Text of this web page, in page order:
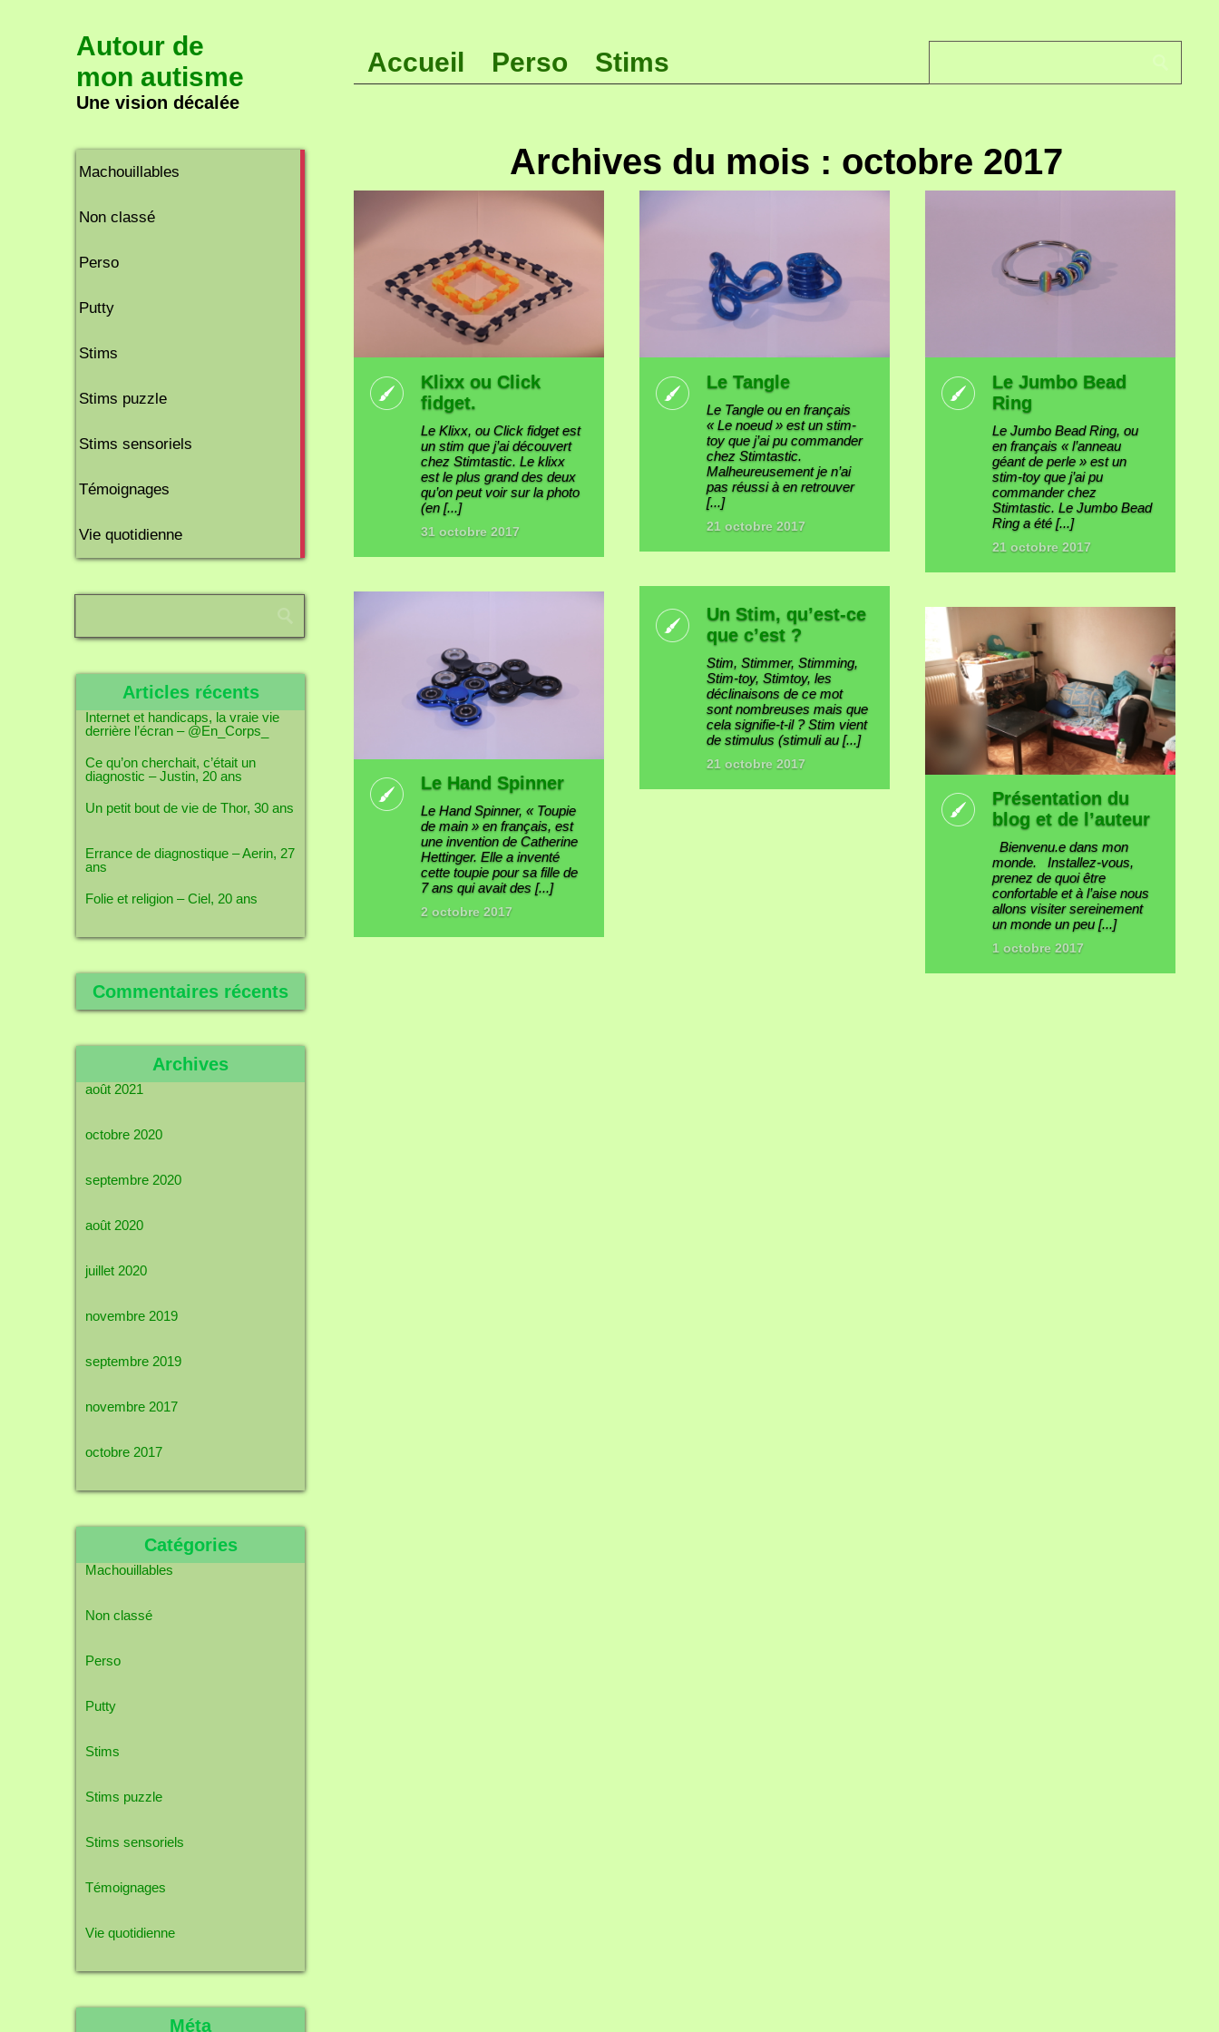
Autour de
mon autisme
Une vision décalée
Machouillables
Non classé
Perso
Putty
Stims
Stims puzzle
Stims sensoriels
Témoignages
Vie quotidienne
Articles récents
Internet et handicaps, la vraie vie
derrière l’écran – @En_Corps_
Ce qu’on cherchait, c’était un
diagnostic – Justin, 20 ans
Un petit bout de vie de Thor, 30 ans
Errance de diagnostique – Aerin, 27
ans
Folie et religion – Ciel, 20 ans
Commentaires récents
Archives
août 2021
octobre 2020
septembre 2020
août 2020
juillet 2020
novembre 2019
septembre 2019
novembre 2017
octobre 2017
Catégories
Machouillables
Non classé
Perso
Putty
Stims
Stims puzzle
Stims sensoriels
Témoignages
Vie quotidienne
Méta
Accueil Perso Stims
Archives du mois : octobre 2017
Klixx ou Click
fidget.
Le Klixx, ou Click fidget est
un stim que j’ai découvert
chez Stimtastic. Le klixx
est le plus grand des deux
qu’on peut voir sur la photo
(en [...]
31 octobre 2017
Le Tangle
Le Tangle ou en français
« Le noeud » est un stim-
toy que j’ai pu commander
chez Stimtastic.
Malheureusement je n’ai
pas réussi à en retrouver
[...]
21 octobre 2017
Le Jumbo Bead
Ring
Le Jumbo Bead Ring, ou
en français « l’anneau
géant de perle » est un
stim-toy que j’ai pu
commander chez
Stimtastic. Le Jumbo Bead
Ring a été [...]
21 octobre 2017
Un Stim, qu’est-ce
que c’est ?
Stim, Stimmer, Stimming,
Stim-toy, Stimtoy, les
déclinaisons de ce mot
sont nombreuses mais que
cela signifie-t-il ? Stim vient
de stimulus (stimuli au [...]
21 octobre 2017
Le Hand Spinner
Le Hand Spinner, « Toupie
de main » en français, est
une invention de Catherine
Hettinger. Elle a inventé
cette toupie pour sa fille de
7 ans qui avait des [...]
2 octobre 2017
Présentation du
blog et de l’auteur
Bienvenu.e dans mon
monde. Installez-vous,
prenez de quoi être
confortable et à l’aise nous
allons visiter sereinement
un monde un peu [...]
1 octobre 2017